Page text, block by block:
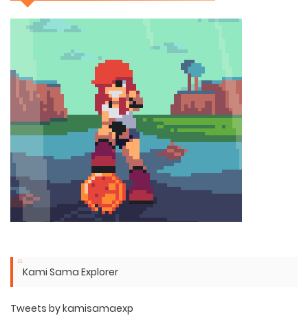
Kami Sama Explorer
Tweets by kamisamaexp